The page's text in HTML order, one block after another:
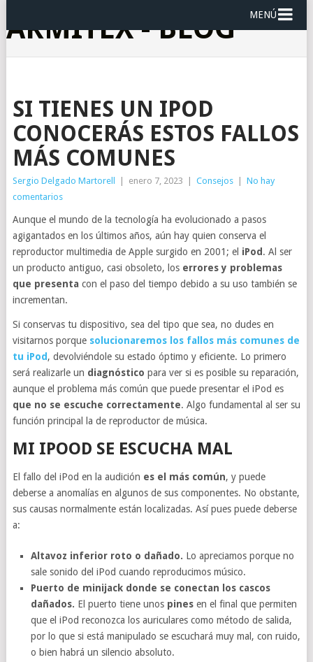
ARMITEX - BLOG MENÚ
SI TIENES UN IPOD
CONOCERÁS ESTOS FALLOS
MÁS COMUNES
Sergio Delgado Martorell enero 7, 2023 Consejos
No hay
comentarios
Aunque el mundo de la tecnología ha evolucionado a pasos
agigantados en los últimos años, aún hay quien conserva el
reproductor multimedia de Apple surgido en 2001; el iPod . Al ser
un producto antiguo, casi obsoleto, los errores y problemas
que presenta con el paso del tiempo debido a su uso también se
incrementan.
Si conservas tu dispositivo, sea del tipo que sea, no dudes en
visitarnos porque solucionaremos los fallos más comunes de
tu iPod , devolviéndole su estado óptimo y eficiente. Lo primero
será realizarle un diagnóstico para ver si es posible su reparación,
aunque el problema más común que puede presentar el iPod es
que no se escuche correctamente. Algo fundamental al ser su
función principal la de reproductor de música.
MI IPOOD SE ESCUCHA MAL
El fallo del iPod en la audición es el más común, y puede
deberse a anomalías en algunos de sus componentes. No obstante,
sus causas normalmente están localizadas. Así pues puede deberse
a:
Altavoz inferior roto o dañado. Lo apreciamos porque no
sale sonido del iPod cuando reproducimos músico.
Puerto de minijack donde se conectan los cascos
dañados. El puerto tiene unos pines en el final que permiten
que el iPod reconozca los auriculares como método de salida,
por lo que si está manipulado se escuchará muy mal, con ruido,
o bien habrá un silencio absoluto.